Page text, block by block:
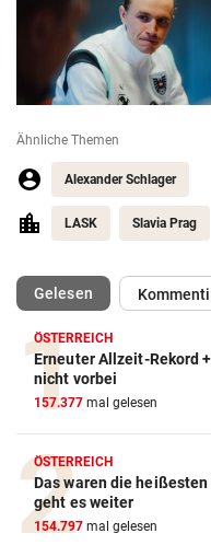
Ähnliche Themen
Alexander Schlager
LASK Slavia Prag
Gelesen(ausgewählt)
ÖSTERREICH
Erneuter Allzeit-Rekord
nicht vorbei
157.377 mal gelesen
ÖSTERREICH
Das waren die heißesten
geht es weiter
154.797 mal gelesen
Action-Cam Vergleich
ZUM VERGLEICH
Crosstrainer Vergleich
ZUM VERGLEICH
E-Bike Vergleich